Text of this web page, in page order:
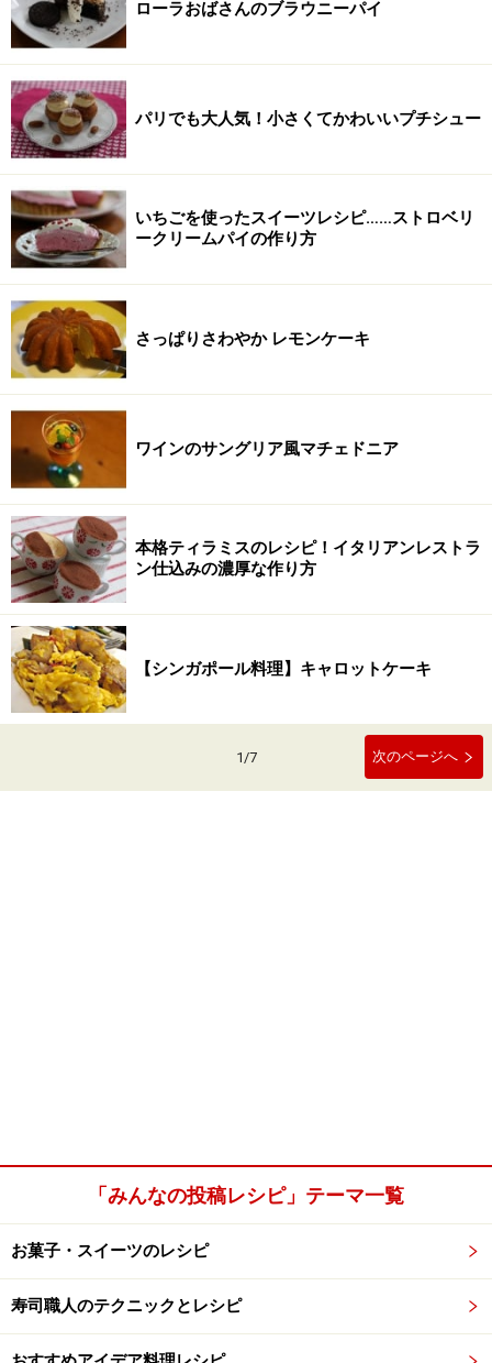
ローラおばさんのブラウニーパイ
パリでも大人気！小さくてかわいいプチシュー
いちごを使ったスイーツレシピ……ストロベリ
ークリームパイの作り方
さっぱりさわやか レモンケーキ
ワインのサングリア風マチェドニア
本格ティラミスのレシピ！イタリアンレストラ
ン仕込みの濃厚な作り方
【シンガポール料理】キャロットケーキ
1/7 次のページへ
「みんなの投稿レシピ」テーマ一覧
お菓子・スイーツのレシピ
寿司職人のテクニックとレシピ